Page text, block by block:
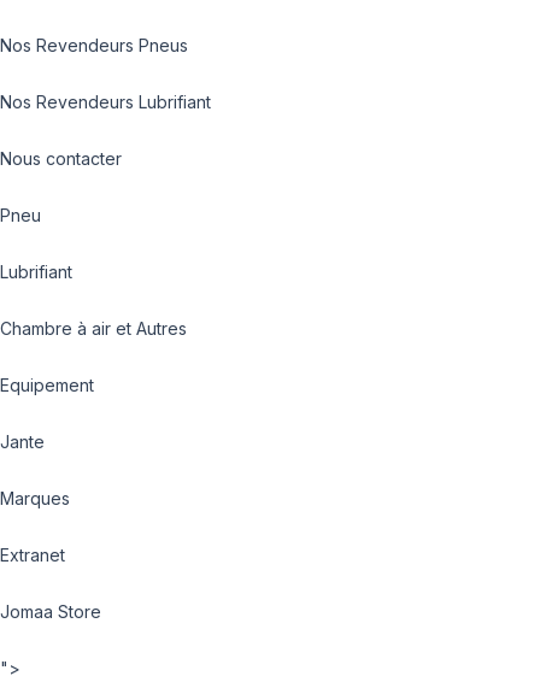
Nos Revendeurs Pneus
Nos Revendeurs Lubrifiant
Nous contacter
Pneu
Lubrifiant
Chambre à air et Autres
Equipement
Jante
Marques
Extranet
Jomaa Store
">